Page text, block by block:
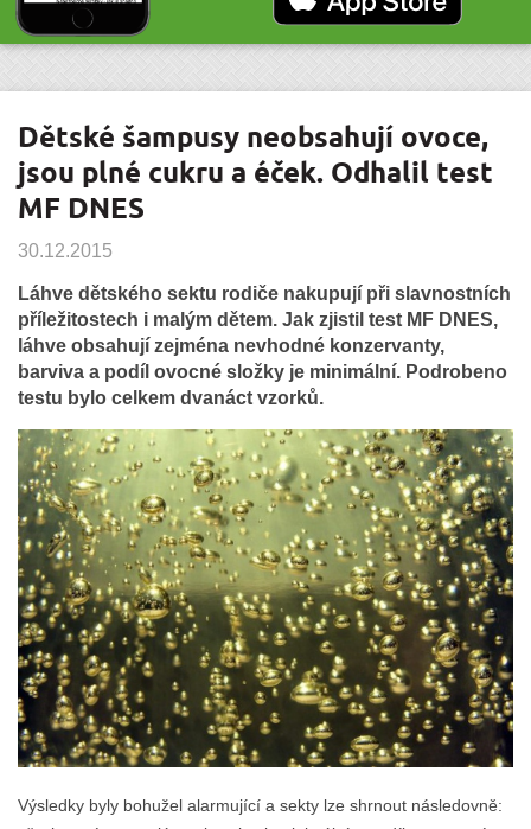
Dětské šampusy neobsahují ovoce,
jsou plné cukru a éček. Odhalil test
MF DNES
30.12.2015
Láhve dětského sektu rodiče nakupují při slavnostních
příležitostech i malým dětem. Jak zjistil test MF DNES,
láhve obsahují zejména nevhodné konzervanty,
barviva a podíl ovocné složky je minimální. Podrobeno
testu bylo celkem dvanáct vzorků.
Výsledky byly bohužel alarmující a sekty lze shrnout následovně: